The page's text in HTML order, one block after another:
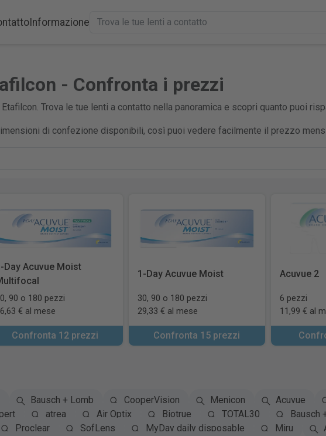
Informazione
- Confronta i prezzi
Trova le tue lenti a contatto nella panoramica e scopri quanto puoi
di confezione disponibili, così puoi vedere facilmente il prezzo
Day Acuvue Moist
90 o 180 pezzi
€ al mese
Confronta 12 prezzi
1-Day Acuvue Moist
30, 90 o 180 pezzi
29,33 € al mese
Confronta 15 prezzi
Acuvue 2
6 pezzi
11,99 € al
Bausch + Lomb CooperVision Menicon Acuvue
atrea Air Optix Biotrue TOTAL30
Bausch
Proclear SofLens MyDay daily disposable Miru